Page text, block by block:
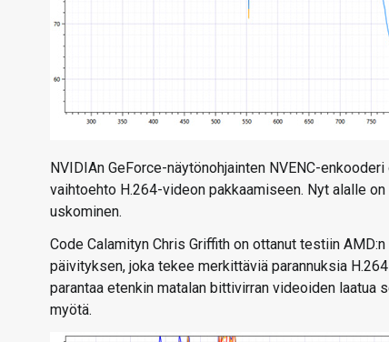
NVIDIAn GeForce-näytönohjainten NVENC-
vaihtoehto H.264-videon pakkaamiseen. Nyt alalle
uskominen.
Code Calamityn Chris Griffith on ottanut testiin
päivityksen, joka tekee merkittäviä parannuksia
parantaa etenkin matalan bittivirran videoiden laatua
myötä.